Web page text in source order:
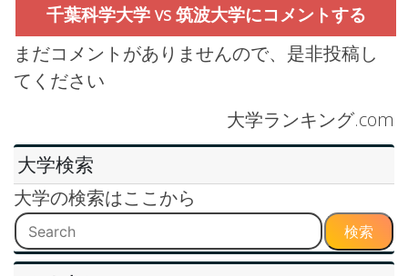
千葉科学大学 vs 筑波大学にコメントする
まだコメントがありませんので、是非投稿し
てください
大学ランキング.com
大学検索
大学の検索はここから
検索